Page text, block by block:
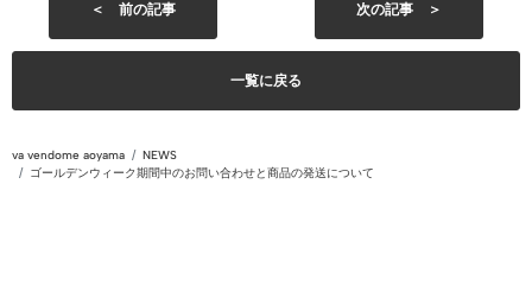
＜ 前の記事 次の記事 ＞
一覧に戻る
va vendome aoyama
NEWS
ゴールデンウィーク期間中のお問い合わせと商品の発送について